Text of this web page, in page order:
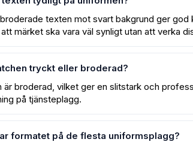
texten mot svart bakgrund ger
märket ska vara väl synligt utan att verka
tryckt eller broderad?
är broderad, vilket ger en slitstark och
på tjänsteplagg.
formatet på de flesta uniformsplagg?